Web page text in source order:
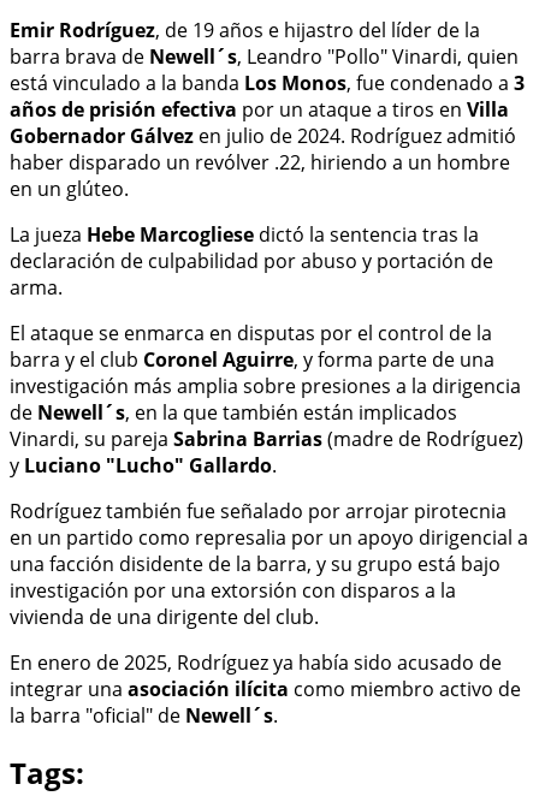
Emir Rodríguez, de 19 años e hijastro del líder de la
barra brava de Newell´s, Leandro "Pollo" Vinardi, quien
está vinculado a la banda Los Monos, fue condenado a 3
años de prisión efectiva por un ataque a tiros en Villa
Gobernador Gálvez en julio de 2024. Rodríguez admitió
haber disparado un revólver .22, hiriendo a un hombre
en un glúteo.
La jueza Hebe Marcogliese dictó la sentencia tras la
declaración de culpabilidad por abuso y portación de
arma.
El ataque se enmarca en disputas por el control de la
barra y el club Coronel Aguirre, y forma parte de una
investigación más amplia sobre presiones a la dirigencia
de Newell´s, en la que también están implicados
Vinardi, su pareja Sabrina Barrias(madre de Rodríguez)
y Luciano "Lucho" Gallardo.
Rodríguez también fue señalado por arrojar pirotecnia
en un partido como represalia por un apoyo dirigencial a
una facción disidente de la barra, y su grupo está bajo
investigación por una extorsión con disparos a la
vivienda de una dirigente del club.
En enero de 2025, Rodríguez ya había sido acusado de
integrar una asociación ilícita como miembro activo de
la barra "oficial" de Newell´s.
Tags: